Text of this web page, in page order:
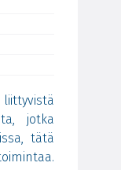
jotka
tätä